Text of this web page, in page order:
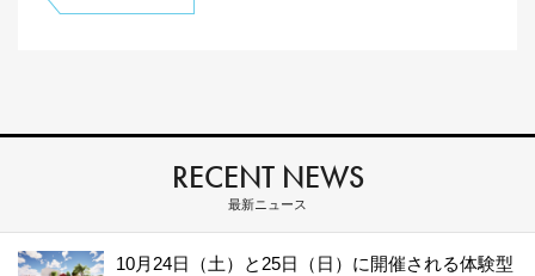
RECENT NEWS
最新ニュース
10月24日（土）と25日（日）に開催される体験型